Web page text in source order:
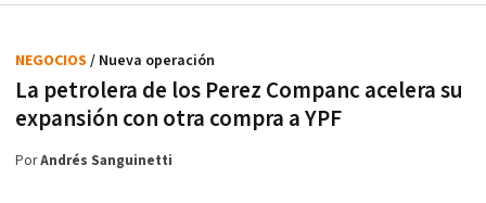
La petrolera de los Perez Companc acelera su
expansión con otra compra a YPF
NEGOCIOS / Nueva operación
PorAndrés Sanguinetti